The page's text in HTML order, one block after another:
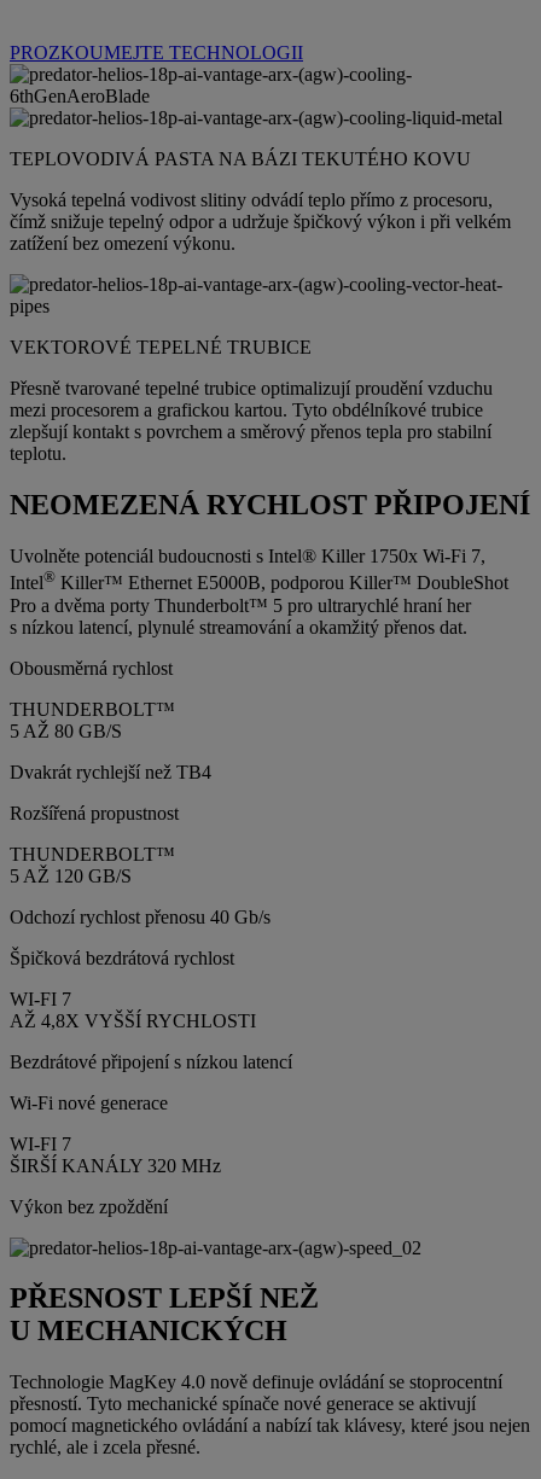
PROZKOUMEJTE TECHNOLOGII
TEPLOVODIVÁ PASTA NA BÁZI TEKUTÉHO KOVU
Vysoká tepelná vodivost slitiny odvádí teplo přímo z procesoru,
čímž snižuje tepelný odpor a udržuje špičkový výkon i při velkém
zatížení bez omezení výkonu.
VEKTOROVÉ TEPELNÉ TRUBICE
Přesně tvarované tepelné trubice optimalizují proudění vzduchu
mezi procesorem a grafickou kartou. Tyto obdélníkové trubice
zlepšují kontakt s povrchem a směrový přenos tepla pro stabilní
teplotu.
NEOMEZENÁ RYCHLOST PŘIPOJENÍ
Uvolněte potenciál budoucnosti s Intel® Killer 1750x Wi-Fi 7,
Intel® Killer™ Ethernet E5000B, podporou Killer™ DoubleShot
Pro a dvěma porty Thunderbolt™ 5 pro ultrarychlé hraní her
s nízkou latencí, plynulé streamování a okamžitý přenos dat.
Obousměrná rychlost
THUNDERBOLT™
5 AŽ 80 GB/S
Dvakrát rychlejší než TB4
Rozšířená propustnost
THUNDERBOLT™
5 AŽ 120 GB/S
Odchozí rychlost přenosu 40 Gb/s
Špičková bezdrátová rychlost
WI-FI 7
AŽ 4,8X VYŠŠÍ RYCHLOSTI
Bezdrátové připojení s nízkou latencí
Wi-Fi nové generace
WI-FI 7
ŠIRŠÍ KANÁLY 320 MHz
Výkon bez zpoždění
PŘESNOST LEPŠÍ NEŽ
U MECHANICKÝCH
Technologie MagKey 4.0 nově definuje ovládání se stoprocentní
přesností. Tyto mechanické spínače nové generace se aktivují
pomocí magnetického ovládání a nabízí tak klávesy, které jsou nejen
rychlé, ale i zcela přesné.